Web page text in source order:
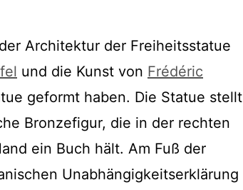
Architektur der Freiheitsstatue
und die Kunst von Frédéric
geformt haben. Die Statue stellt
Bronzefigur, die in der rechten
ein Buch hält. Am Fuß der
Unabhängigkeitserklärung